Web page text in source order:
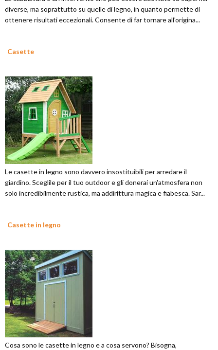
diverse, ma soprattutto su quelle di legno, in quanto permette di
ottenere risultati eccezionali. Consente di far tornare all'origina...
Casette
Le casette in legno sono davvero insostituibili per arredare il
giardino. Sceglile per il tuo outdoor e gli donerai un'atmosfera non
solo incredibilmente rustica, ma addirittura magica e fiabesca. Sar...
Casette in legno
Cosa sono le casette in legno e a cosa servono? Bisogna,